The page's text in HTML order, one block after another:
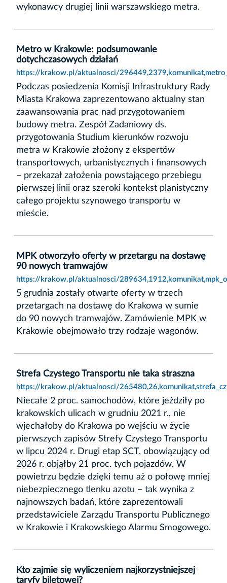
wykonawcy drugiej linii warszawskiego metra.
Metro w Krakowie: podsumowanie
dotychczasowych działań
https://krakow.pl/aktualnosci/
Podczas posiedzenia Komisji Infrastruktury Rady
Miasta Krakowa zaprezentowano aktualny stan
zaawansowania prac nad przygotowaniem
budowy metra. Zespół Zadaniowy ds.
przygotowania Studium kierunków rozwoju
metra w Krakowie złożony z ekspertów
transportowych, urbanistycznych i finansowych
– przekazał założenia powstającego przebiegu
pierwszej linii oraz szeroki kontekst planistyczny
całego projektu szynowego transportu w
mieście.
MPK otworzyło oferty w przetargu na dostawę
90 nowych tramwajów
https://krakow.pl/aktualnosci/
5 grudnia zostały otwarte oferty w trzech
przetargach na dostawę do Krakowa w sumie
do 90 nowych tramwajów. Zamówienie MPK w
Krakowie obejmowało trzy rodzaje wagonów.
Strefa Czystego Transportu nie taka straszna
https://krakow.pl/aktualnosci/
Niecałe 2 proc. samochodów, które jeździły po
krakowskich ulicach w grudniu 2021 r., nie
wjechałoby do Krakowa po wejściu w życie
pierwszych zapisów Strefy Czystego Transportu
w lipcu 2024 r. Drugi etap SCT, obowiązujący od
2026 r. objąłby 21 proc. tych pojazdów. W
powietrzu będzie dzięki temu aż o połowę mniej
niebezpiecznego tlenku azotu – tak wynika z
najnowszych badań, które zaprezentowali
przedstawiciele Zarządu Transportu Publicznego
w Krakowie i Krakowskiego Alarmu Smogowego.
Kto zajmie się wyliczeniem najkorzystniejszej
taryfy biletowej?